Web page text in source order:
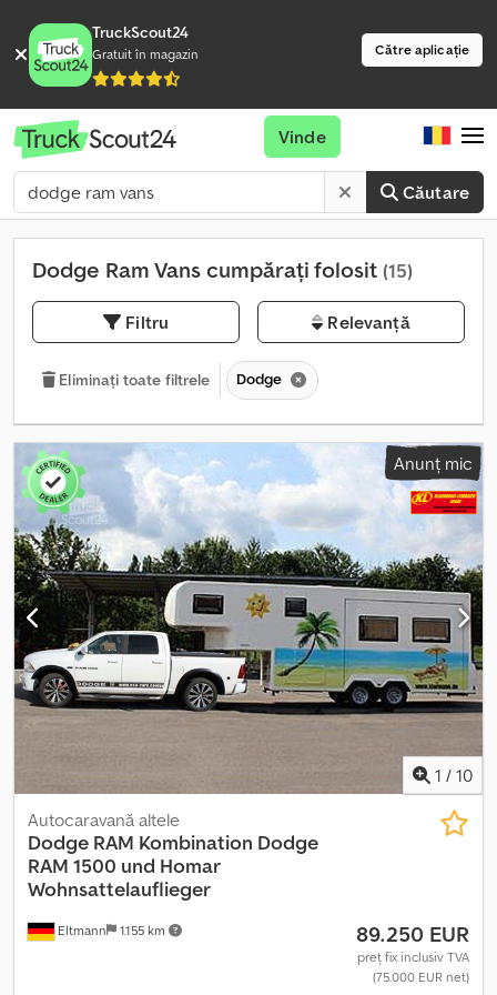
TruckScout24
Gratuit în magazin Către aplicație
Căutare
Vinde
Dodge Ram Vans cumpărați folosit (15)
Filtru Relevanță
Eliminați toate filtrele Dodge
Anunț mic
1 / 10
Eltmann 1.155 km
Autocaravană altele
Dodge RAM Kombination Dodge
RAM 1500 und Homar
Wohnsattelauflieger
89.250 EUR
preț fix inclusiv TVA
(75.000 EUR net)